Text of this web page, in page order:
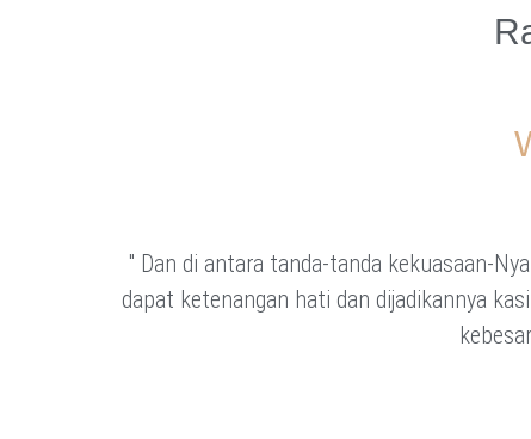
" Dan di antara tanda-tanda kekuasaan-
dapat ketenangan hati dan dijadikannya